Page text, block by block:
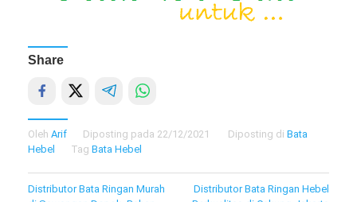
Share
Oleh Arif Diposting pada 22/12/2021 Diposting di Bata
Hebel
Tag Bata Hebel
Navigasi
Distributor Bata Ringan Murah
Distributor Bata Ringan Hebel